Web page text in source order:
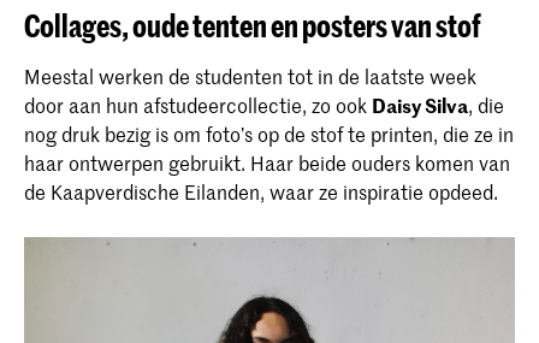
Bij de bachelor Textile & Fashion aan de
KABK leer je je eigen authentieke talent
de geest van de tijd te herkennen en te
ontwikkelen. Lees hier meer over de
opbouw van de opleiding, de
toelatingseisen en start je aanmelding.
Collages, oude tenten en posters van stof
Meestal werken de studenten tot in de laatste week
door aan hun afstudeercollectie, zo ook Daisy Silva, die
nog druk bezig is om foto’s op de stof te printen, die ze in
haar ontwerpen gebruikt. Haar beide ouders komen van
de Kaapverdische Eilanden, waar ze inspiratie opdeed.